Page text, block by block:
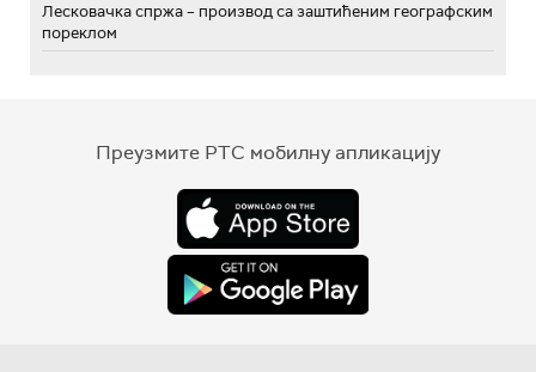
Лесковачка спржа – производ са заштићеним географским
пореклом
Преузмите РТС мобилну апликацију